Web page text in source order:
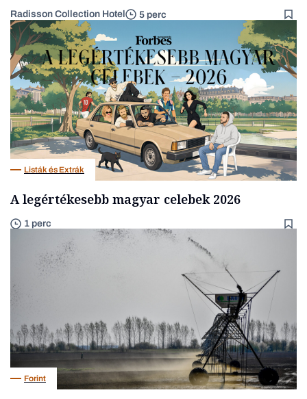
Radisson Collection Hotel 5 perc
Listák és Extrák
A legértékesebb magyar celebek 2026
1 perc
Forint